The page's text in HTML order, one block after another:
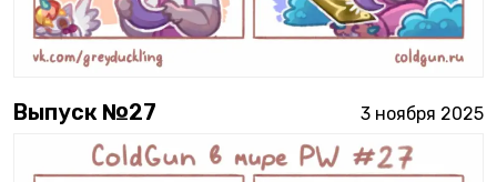
Выпуск №27 3 ноября 2025